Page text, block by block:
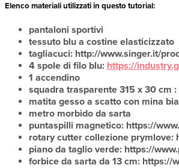
Elenco materiali utilizzati in questo tutorial:
pantaloni sportivi
tessuto blu a costine elasticizzato
tagliacuci: http://www.singer.it/
4 spole di filo blu: https://
1 accendino
squadra trasparente 315 x 30 cm
matita gesso a scatto con mina
metro morbido da sarta
puntaspilli magnetico: https://
rotary cutter collezione
piano da taglio verde: https://
forbice da sarta da 13 cm: https://